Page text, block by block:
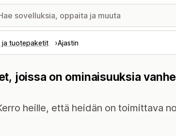
ja tuotepaketit Ajastin
joissa on ominaisuuksia
heille, että heidän on toimittava